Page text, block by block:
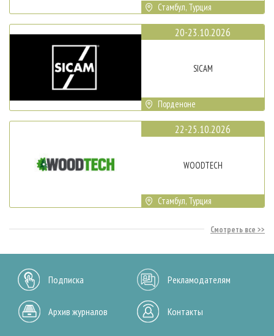
Стамбул, Турция
20-23.10.2026
SICAM
Порденоне
22-25.10.2026
WOODTECH
Стамбул, Турция
Смотреть все
Подписка Рекламодателям
Архив журналов Контакты